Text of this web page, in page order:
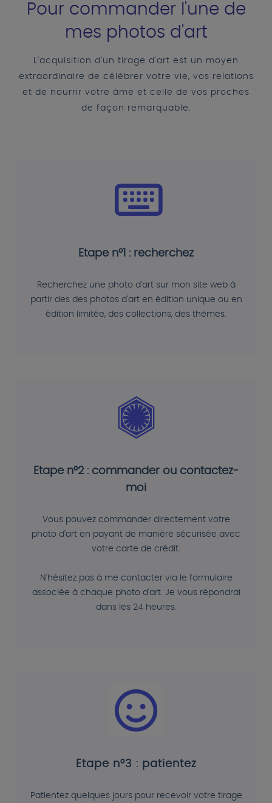
Pour commander l'une de
mes photos d'art
L'acquisition d'un tirage d'art est un moyen
extraordinaire de célébrer votre vie, vos relations
et de nourrir votre âme et celle de vos proches
de façon remarquable.
Etape n°1 : recherchez
Recherchez une photo d'art sur mon site web à
partir des des photos d'art en édition unique ou en
édition limitée, des collections, des thèmes.
Etape n°2 : commander ou contactez-
moi
Vous pouvez commander directement votre
photo d'art en payant de manière sécurisée avec
votre carte de crédit.
N'hésitez pas à me contacter via le formulaire
associée à chaque photo d'art. Je vous répondrai
dans les 24 heures.
Etape n°3 : patientez
Patientez quelques jours pour recevoir votre tirage